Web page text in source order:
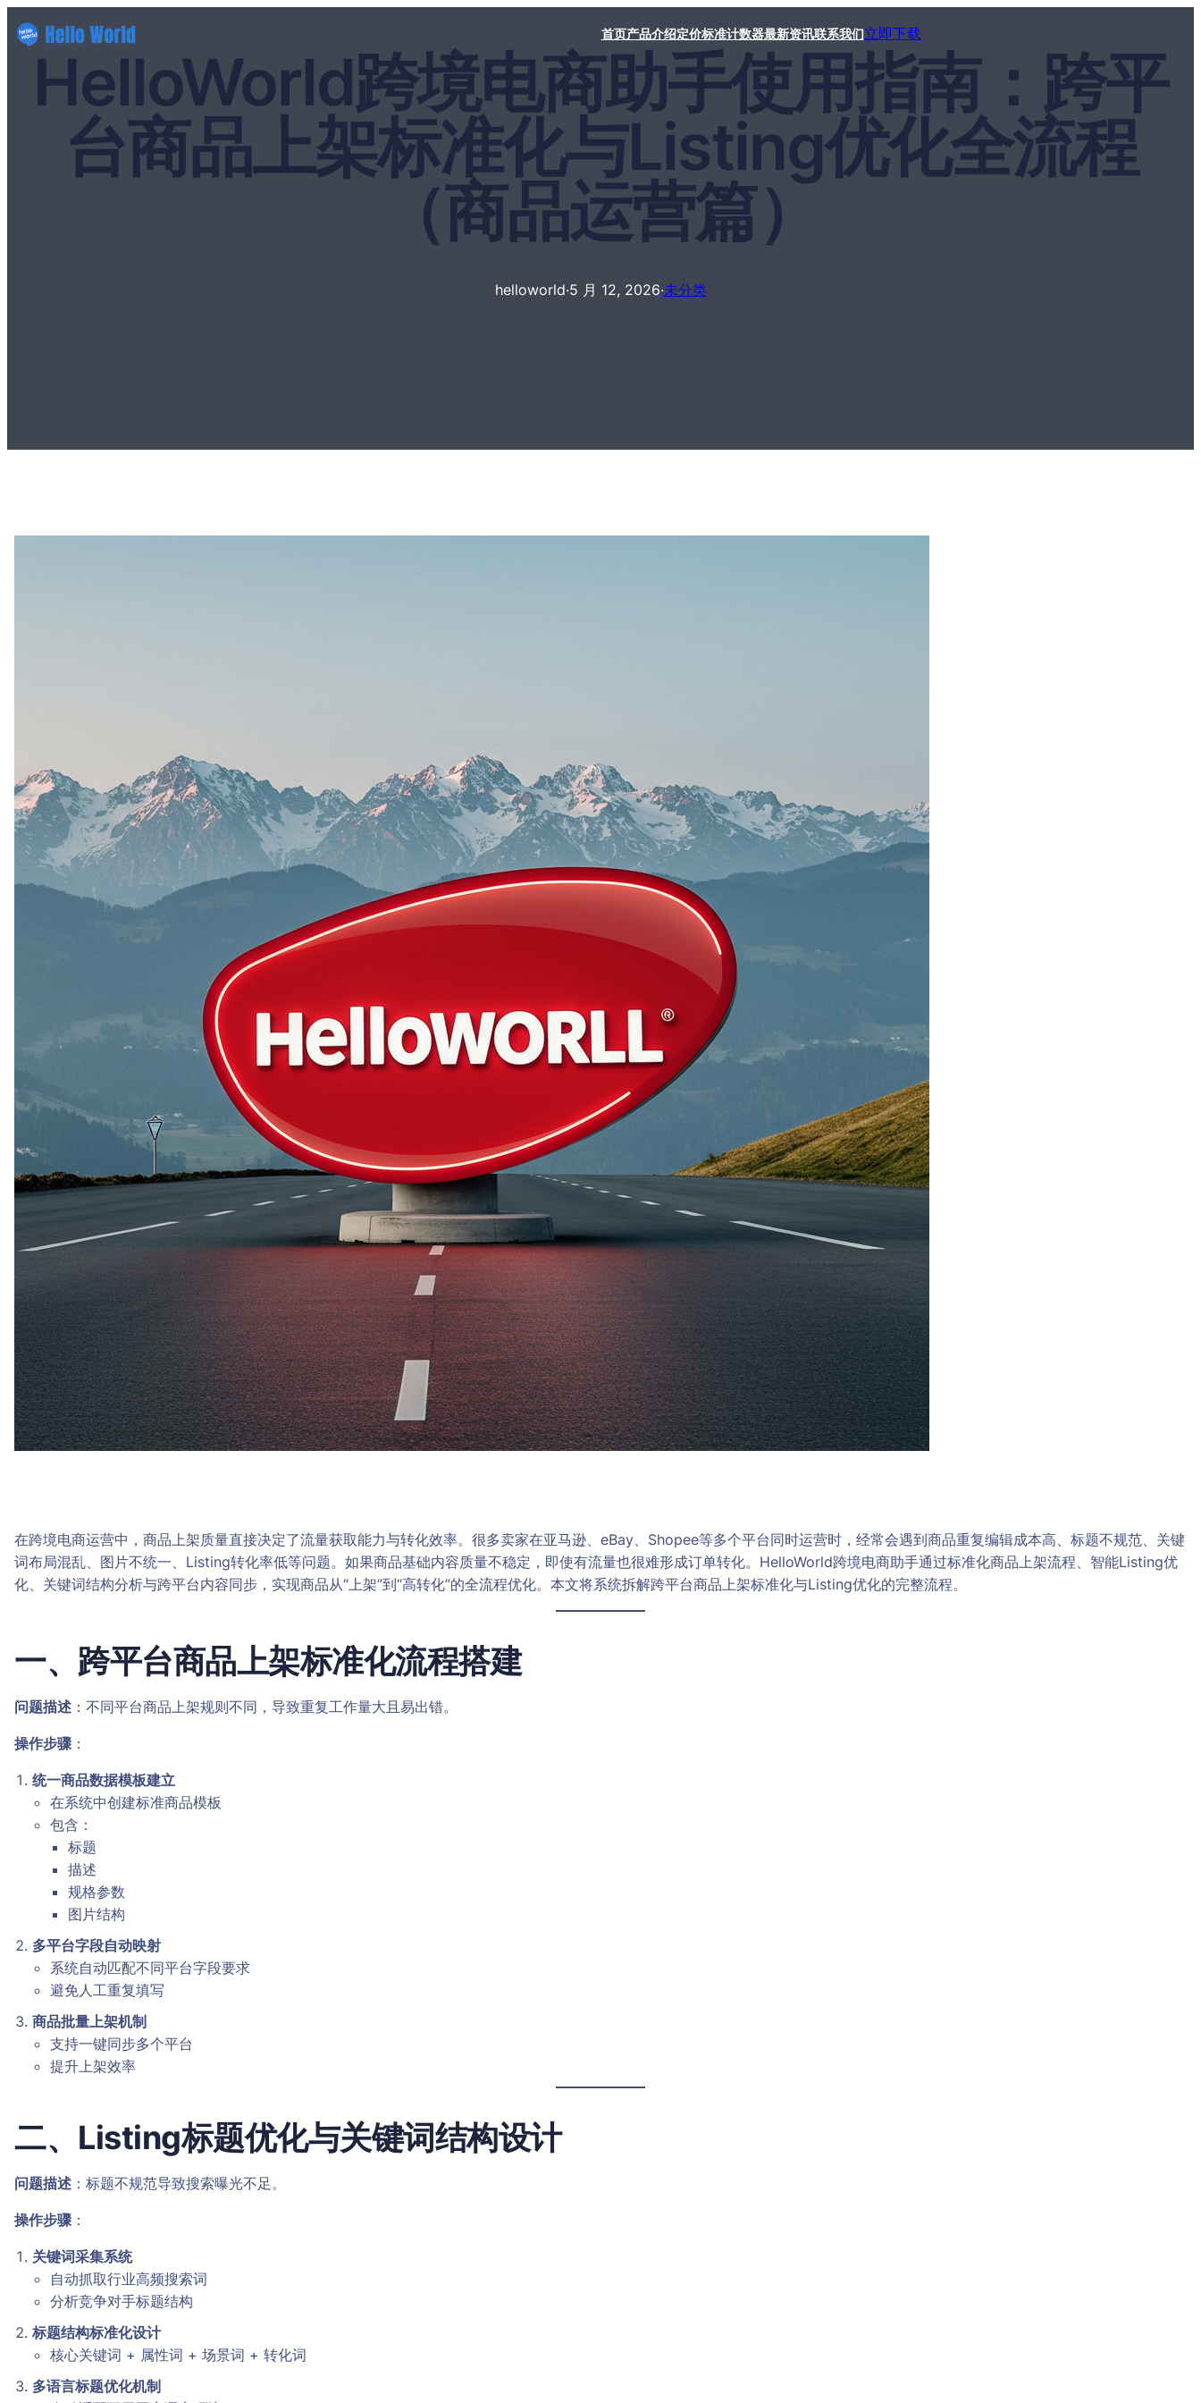
首页产品介绍定价标准计数器最新资讯联系我们立即下载
HelloWorld跨境电商助手使用指南：跨平
台商品上架标准化与Listing优化全流程
（商品运营篇）
helloworld·5 月 12, 2026·未分类
在跨境电商运营中，商品上架质量直接决定了流量获取能力与转化效率。很多卖家在亚马逊、eBay、Shopee等多个平台同时运营时，经常会遇到商品重复编辑成本高、标题不规范、关键
词布局混乱、图片不统一、Listing转化率低等问题。如果商品基础内容质量不稳定，即使有流量也很难形成订单转化。HelloWorld跨境电商助手通过标准化商品上架流程、智能Listing优
化、关键词结构分析与跨平台内容同步，实现商品从“上架”到“高转化”的全流程优化。本文将系统拆解跨平台商品上架标准化与Listing优化的完整流程。
一、跨平台商品上架标准化流程搭建
问题描述 ：不同平台商品上架规则不同，导致重复工作量大且易出错。
操作步骤：
统一商品数据模板建立
在系统中创建标准商品模板
包含：
标题
描述
规格参数
图片结构
多平台字段自动映射
系统自动匹配不同平台字段要求
避免人工重复填写
商品批量上架机制
支持一键同步多个平台
提升上架效率
二、Listing标题优化与关键词结构设计
问题描述 ：标题不规范导致搜索曝光不足。
操作步骤：
关键词采集系统
自动抓取行业高频搜索词
分析竞争对手标题结构
标题结构标准化设计
核心关键词 + 属性词 + 场景词 + 转化词
多语言标题优化机制